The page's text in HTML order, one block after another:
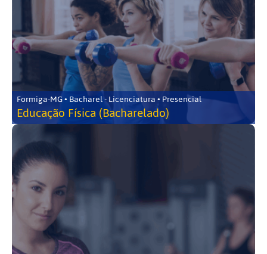
Formiga-MG • Bacharel - Licenciatura • Presencial
Educação Física (Bacharelado)